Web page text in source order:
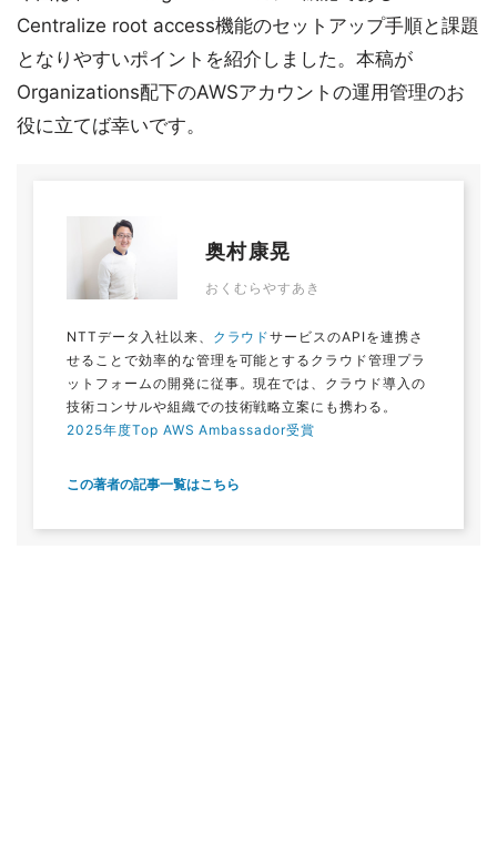
Centralize root access機能のセットアップ手順と課題
となりやすいポイントを紹介しました。本稿が
Organizations配下のAWSアカウントの運用管理のお
役に立てば幸いです。
奥村康晃
おくむらやすあき
NTTデータ入社以来、 クラウドサービスのAPIを連携さ
せることで効率的な管理を可能とするクラウド管理プラ
ットフォームの開発に従事。現在では、クラウド導入の
技術コンサルや組織での技術戦略立案にも携わる。
2025年度Top AWS Ambassador受賞
この著者の記事一覧はこちら